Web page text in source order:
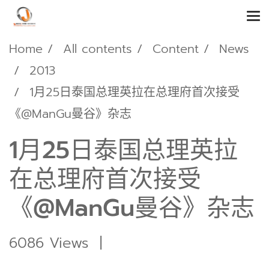
Home All contents Content
News
2013
1月25日泰国总理英拉在总理府首次接受
《@ManGu曼谷》杂志
1月25日泰国总理英拉
在总理府首次接受
《@ManGu曼谷》杂志
6086 Views |